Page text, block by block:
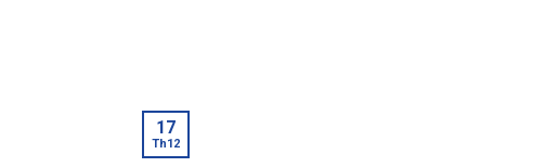
17
Th12